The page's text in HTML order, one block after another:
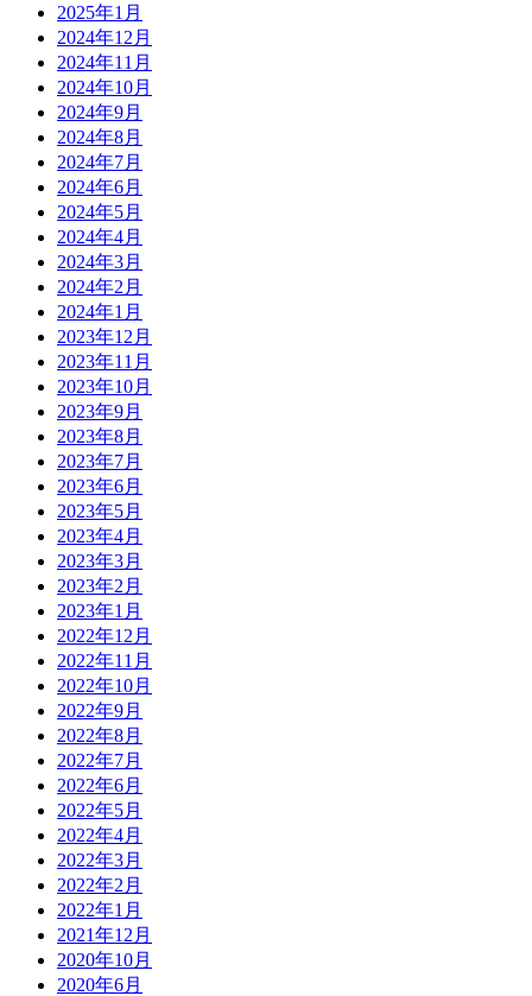
2025年1月
2024年12月
2024年11月
2024年10月
2024年9月
2024年8月
2024年7月
2024年6月
2024年5月
2024年4月
2024年3月
2024年2月
2024年1月
2023年12月
2023年11月
2023年10月
2023年9月
2023年8月
2023年7月
2023年6月
2023年5月
2023年4月
2023年3月
2023年2月
2023年1月
2022年12月
2022年11月
2022年10月
2022年9月
2022年8月
2022年7月
2022年6月
2022年5月
2022年4月
2022年3月
2022年2月
2022年1月
2021年12月
2020年10月
2020年6月